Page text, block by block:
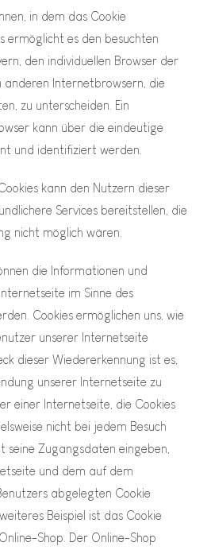
in dem das Cookie
ermöglicht es den besuchten
den individuellen Browser der
anderen Internetbrowsern, die
zu unterscheiden. Ein
kann über die eindeutige
und identifiziert werden.
kann den Nutzern dieser
Services bereitstellen, die
nicht möglich wären.
die Informationen und
im Sinne des
Cookies ermöglichen uns, wie
unserer Internetseite
dieser Wiedererkennung ist es,
unserer Internetseite zu
einer Internetseite, die Cookies
nicht bei jedem Besuch
seine Zugangsdaten eingeben,
und dem auf dem
abgelegten Cookie
Beispiel ist das Cookie
Shop. Der Online-Shop